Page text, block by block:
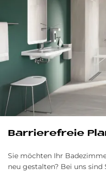
Bar­rie­re­freie
Sie möchten Ihr
neu gestalten? Bei uns